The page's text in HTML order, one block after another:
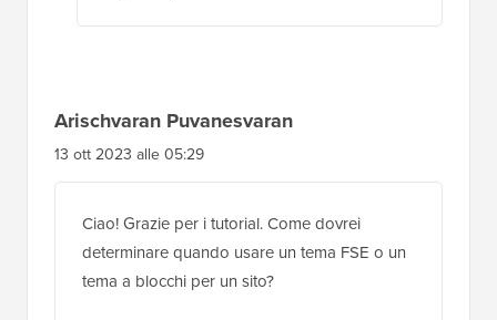
Arischvaran Puvanesvaran
13 ott 2023 alle 05:29
Ciao! Grazie per i tutorial. Come dovrei
determinare quando usare un tema FSE o un
tema a blocchi per un sito?